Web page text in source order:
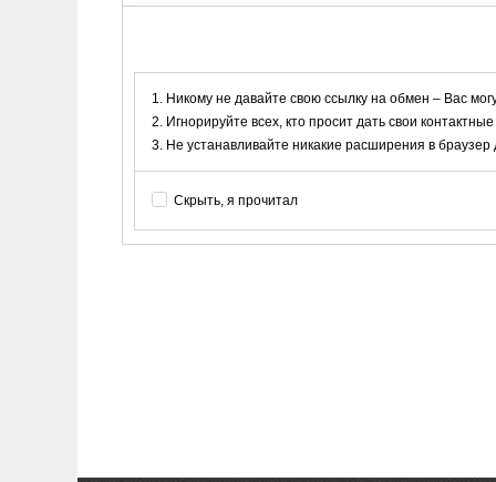
Никому не давайте свою ссылку на обмен – Вас
Игнорируйте всех, кто просит дать свои
Не устанавливайте никакие расширения в
Скрыть, я прочитал